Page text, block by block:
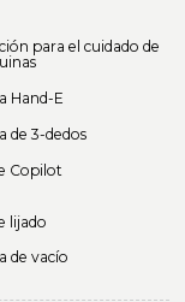
para el cuidado de
Hand-E
de 3-dedos
Copilot
lijado
de vacío